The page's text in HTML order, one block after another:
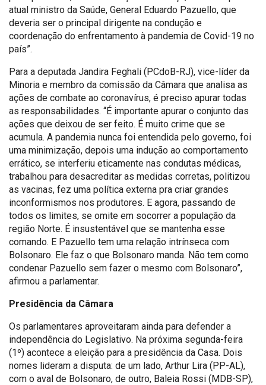
atual ministro da Saúde, General Eduardo Pazuello, que
deveria ser o principal dirigente na condução e
coordenação do enfrentamento à pandemia de Covid-19 no
país”.
Para a deputada Jandira Feghali (PCdoB-RJ), vice-líder da
Minoria e membro da comissão da Câmara que analisa as
ações de combate ao coronavírus, é preciso apurar todas
as responsabilidades. “É importante apurar o conjunto das
ações que deixou de ser feito. É muito crime que se
acumula. A pandemia nunca foi entendida pelo governo, foi
uma minimização, depois uma indução ao comportamento
errático, se interferiu eticamente nas condutas médicas,
trabalhou para desacreditar as medidas corretas, politizou
as vacinas, fez uma política externa pra criar grandes
inconformismos nos produtores. E agora, passando de
todos os limites, se omite em socorrer a população da
região Norte. É insustentável que se mantenha esse
comando. E Pazuello tem uma relação intrínseca com
Bolsonaro. Ele faz o que Bolsonaro manda. Não tem como
condenar Pazuello sem fazer o mesmo com Bolsonaro”,
afirmou a parlamentar.
Presidência da Câmara
Os parlamentares aproveitaram ainda para defender a
independência do Legislativo. Na próxima segunda-feira
(1º) acontece a eleição para a presidência da Casa. Dois
nomes lideram a disputa: de um lado, Arthur Lira (PP-AL),
com o aval de Bolsonaro, de outro, Baleia Rossi (MDB-SP),